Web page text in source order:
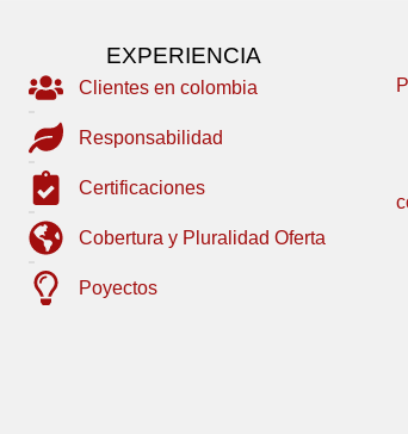
EXPERIENCIA
Clientes en colombia
Responsabilidad
Certificaciones
Cobertura y Pluralidad Oferta
Poyectos